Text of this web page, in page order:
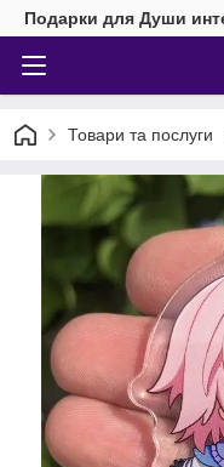
Подарки для Души
Товари та послуги